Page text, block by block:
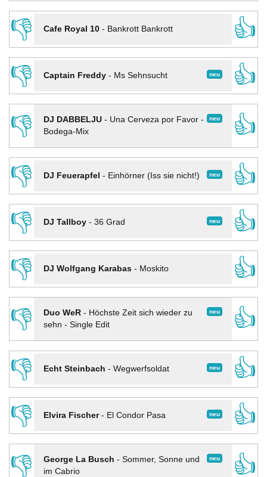
👎
Cafe Royal 10- Bankrott Bankrott
👍
👎
neu
Captain Freddy- Ms Sehnsucht
👍
👎
neu
DJ DABBELJU- Una Cerveza por Favor -
Bodega-Mix
👍
👎
neu
DJ Feuerapfel - Einhörner (Iss sie nicht!)
👍
👎
neu
DJ Tallboy- 36 Grad
👍
👎
DJ Wolfgang Karabas- Moskito
👍
👎
neu
Duo WeR- Höchste Zeit sich wieder zu
sehn - Single Edit
👍
👎
neu
Echt Steinbach - Wegwerfsoldat
👍
👎
neu
Elvira Fischer- El Condor Pasa
👍
👎
neu
George La Busch - Sommer, Sonne und
im Cabrio
👍